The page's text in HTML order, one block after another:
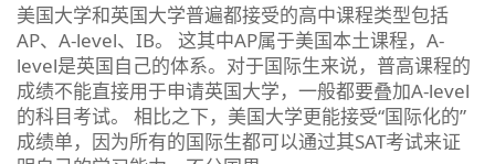
美国大学和英国大学普遍都接受的高中课程类型包括
AP、A-level、IB。 这其中AP属于美国本土课程，A-
level是英国自己的体系。对于国际生来说，普高课程的
成绩不能直接用于申请英国大学，一般都要叠加A-level
的科目考试。 相比之下，美国大学更能接受“国际化的”
成绩单，因为所有的国际生都可以通过其SAT考试来证